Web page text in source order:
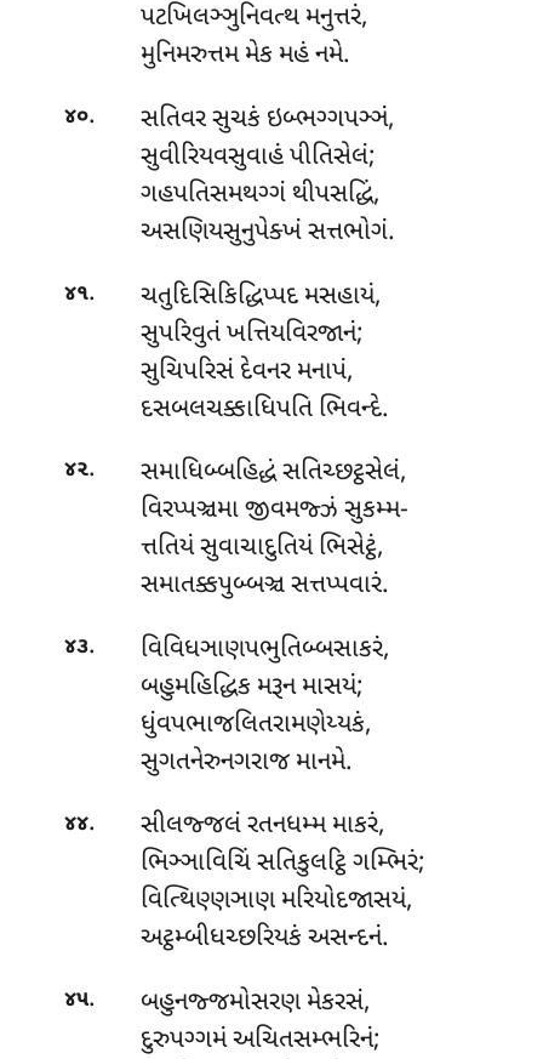
પટખિલઞ્ઞુનિવત્થ મનુત્તરં,
મુનિમરુત્તમ મેક મહં નમે.
૪૦.
સતિવર સુચકં ઇબ્ભગ્ગપઞ્ઞં,
સુવીરિયવસુવાહં પીતિસેલં;
ગહપતિસમથગ્ગં થીપસદ્ધિં,
અસણિયસુનુપેક્ખં સત્તભોગં.
૪૧.
ચતુદિસિકિદ્ધિપ્પદ મસહાયં,
સુપરિવુતં ખત્તિયવિરજાનં;
સુચિપરિસં દેવનર મનાપં,
દસબલચક્કાધિપતિ ભિવન્દે.
૪૨.
સમાધિબ્બહિદ્ધં સતિચ્છટ્ઠસેલં,
વિરપ્પઞ્ચમા જીવમજ્ઝં સુકમ્મ-
ત્તતિયં સુવાચાદુતિયં ભિસેટ્ઠં,
સમાતક્કપુબ્બઞ્ચ સત્તપ્પવારં.
૪૩.
વિવિધઞાણપભુતિબ્બસાકરં,
બહુમહિદ્ધિક મરૂન માસયં;
ધુંવપભાજલિતરામણેય્યકં,
સુગતનેરુનગરાજ માનમે.
૪૪.
સીલજ્જલં રતનધમ્મ માકરં,
ભિઞ્ઞાવિચિં સતિકુલટ્ઠિ ગમ્ભિરં;
વિત્થિણ્ણઞાણ મરિયોદજાસયં,
અટ્ઠમ્બીધચ્છરિયકં અસન્દનં.
૪૫.
બહુનજ્જમોસરણ મેકરસં,
દુરુપગ્ગમં અચિતસમ્ભરિનં;